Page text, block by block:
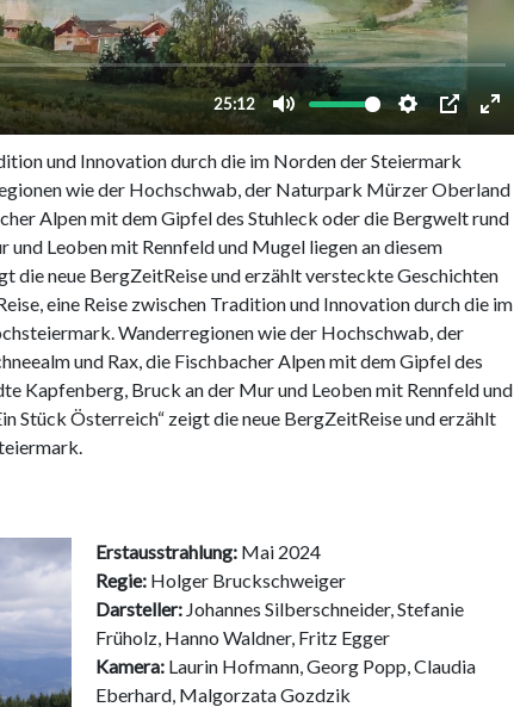
und Innovation durch die im Norden der Steiermark
wie der Hochschwab, der Naturpark Mürzer Oberland
Alpen mit dem Gipfel des Stuhleck oder die Bergwelt rund
Leoben mit Rennfeld und Mugel liegen an diesem
die neue BergZeitReise und erzählt versteckte Geschichten
eine Reise zwischen Tradition und Innovation durch die im
Wanderregionen wie der Hochschwab, der
und Rax, die Fischbacher Alpen mit dem Gipfel des
Kapfenberg, Bruck an der Mur und Leoben mit Rennfeld und
Stück Österreich“ zeigt die neue BergZeitReise und erzählt
Erstausstrahlung: Mai 2024
Regie: Holger Bruckschweiger
Darsteller: Johannes Silberschneider, Stefanie
Früholz, Hanno Waldner, Fritz Egger
Kamera: Laurin Hofmann, Georg Popp, Claudia
Eberhard, Malgorzata Gozdzik